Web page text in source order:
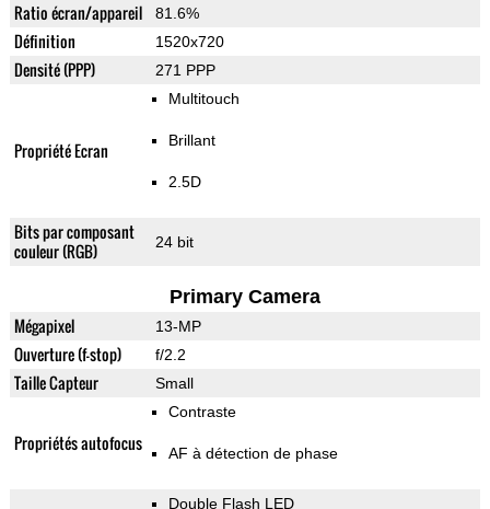
Ratio écran/appareil 81.6%
Définition 1520x720
Densité (PPP) 271 PPP
Propriété Ecran
Multitouch
Brillant
2.5D
Bits par composant
couleur (RGB)
24 bit
Primary Camera
Mégapixel 13-MP
Ouverture (f-stop) f/2.2
Taille Capteur Small
Propriétés autofocus
Contraste
AF à détection de phase
Double Flash LED